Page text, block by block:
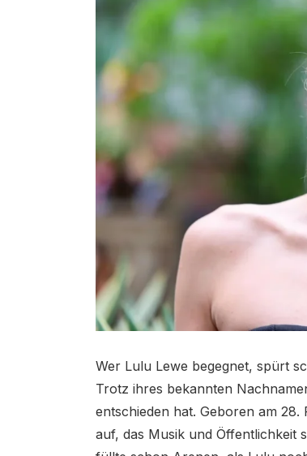
Wer Lulu Lewe begegnet, spürt
Trotz ihres bekannten
entschieden hat. Geboren am
auf, das Musik und Öffentlichkeit